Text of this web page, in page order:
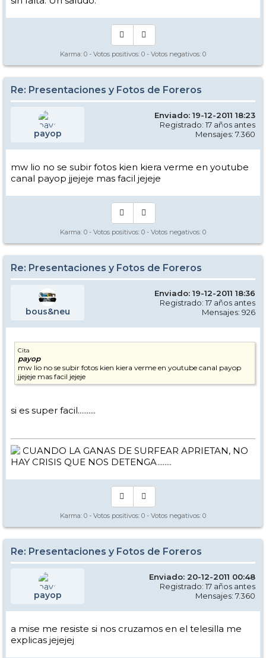
Karma: 0 - Votos positivos: 0 - Votos negativos: 0
Re: Presentaciones y Fotos de Foreros
payop
Enviado: 19-12-2011 18:23
Registrado: 17 años antes
Mensajes: 7.360
mw lio no se subir fotos kien kiera verme en youtube
canal payop jjejeje mas facil jejeje
Karma: 0 - Votos positivos: 0 - Votos negativos: 0
Re: Presentaciones y Fotos de Foreros
bous&neu
Enviado: 19-12-2011 18:36
Registrado: 17 años antes
Mensajes: 926
Cita
payop
mw lio no se subir fotos kien kiera verme en youtube canal payop
jjejeje mas facil jejeje
si es super facil..........
CUANDO LA GANAS DE SURFEAR APRIETAN, NO
HAY CRISIS QUE NOS DETENGA........
Karma: 0 - Votos positivos: 0 - Votos negativos: 0
Re: Presentaciones y Fotos de Foreros
payop
Enviado: 20-12-2011 00:48
Registrado: 17 años antes
Mensajes: 7.360
a mise me resiste si nos cruzamos en el telesilla me
explicas jejejej